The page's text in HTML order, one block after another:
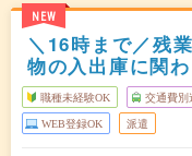
NEW
＼16時まで／残
物の入出庫に関
職種未経験OK 交通費別
WEB登録OK 派遣